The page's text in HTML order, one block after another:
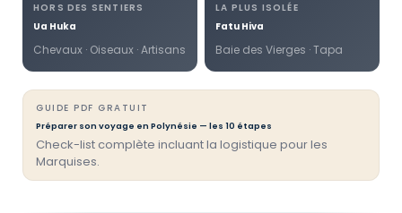
HORS DES SENTIERS
Ua Huka
Chevaux · Oiseaux · Artisans
LA PLUS ISOLÉE
Fatu Hiva
Baie des Vierges · Tapa
GUIDE PDF GRATUIT
Préparer son voyage en Polynésie — les 10 étapes
Check-list complète incluant la logistique pour les
Marquises.